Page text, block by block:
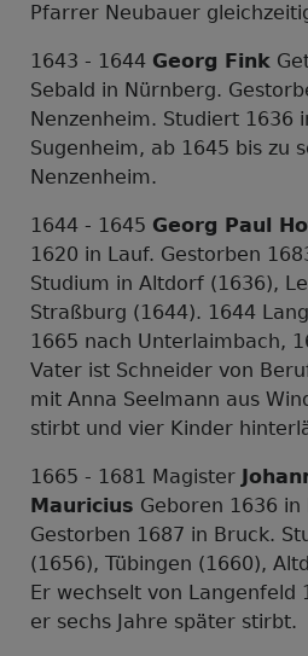
Pfarrer Neubauer
1643 - 1644 Georg Fink
Sebald in Nürnberg.
Nenzenheim. Studiert 1636
Sugenheim, ab 1645 bis zu
Nenzenheim.
1644 - 1645 Georg Paul
1620 in Lauf. Gestorben
Studium in Altdorf (1636),
Straßburg (1644). 1644
1665 nach Unterlaimbach,
Vater ist Schneider von
mit Anna Seelmann aus
stirbt und vier Kinder
1665 - 1681 Magister
Mauricius Geboren 1636 in
Gestorben 1687 in Bruck.
(1656), Tübingen (1660),
Er wechselt von Langenfeld
er sechs Jahre später stirbt.